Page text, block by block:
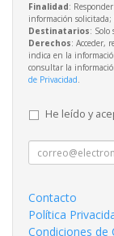
Finalidad:
información solicitada;
Destinatarios: Solo
Derechos: Acceder,
indica en la
consultar la
de Privacidad.
He leído y
Contacto
Política
Condiciones de